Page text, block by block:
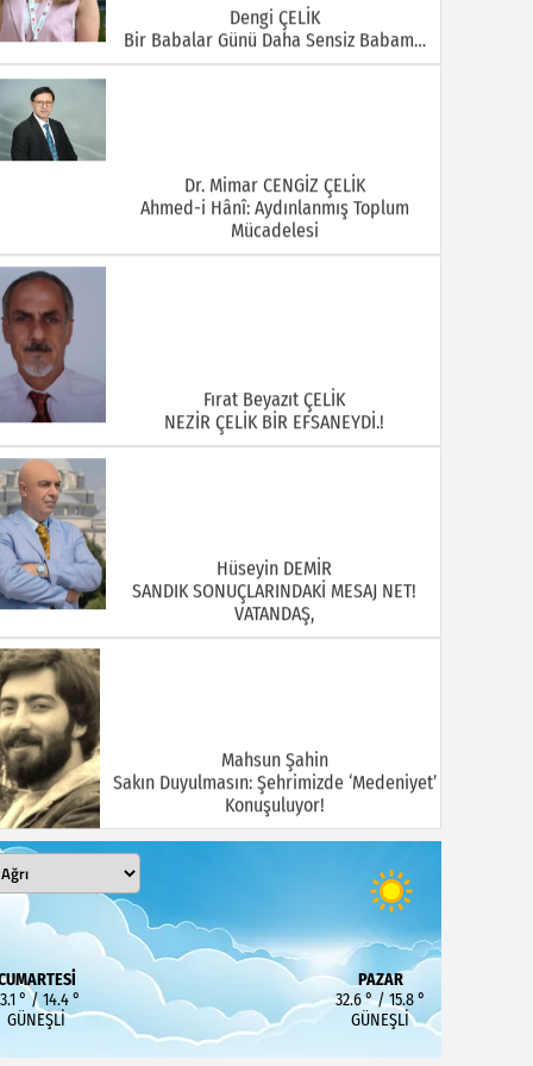
Dengi ÇELİK
Bir Babalar Günü Daha Sensiz Babam…
Dr. Mimar CENGİZ ÇELİK
Ahmed-i Hânî: Aydınlanmış Toplum
Mücadelesi
Fırat Beyazıt ÇELİK
NEZİR ÇELİK BİR EFSANEYDİ.!
Hüseyin DEMİR
SANDIK SONUÇLARINDAKİ MESAJ NET!
VATANDAŞ,
Mahsun Şahin
Sakın Duyulmasın: Şehrimizde ‘Medeniyet’
Konuşuluyor!
MEHMET KOÇ
DOĞUBAYAZIT ASLINDA BİR İNANÇ
MERKEZİDİR
° / 14.4 °
GÜNEŞLI
PAZAR
32.6 ° / 15.8 °
GÜNEŞLI